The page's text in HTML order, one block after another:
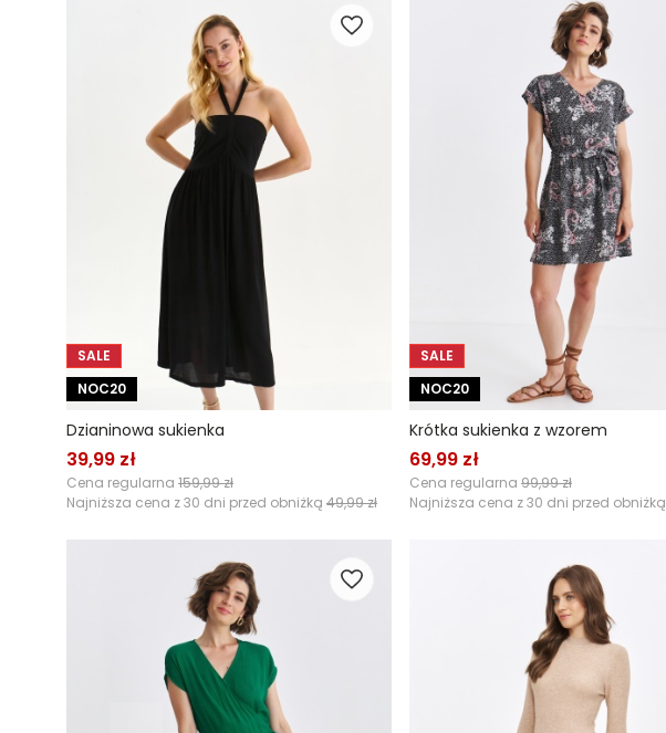
SALE
NOC20
Dzianinowa sukienka
39,99 zł
Cena regularna 159,99 zł
Najniższa cena z 30 dni przed obniżką 49,99 zł
SALE
NOC20
Krótka sukienka z wzorem
69,99 zł
Cena regularna 99,99 zł
Najniższa cena z 30 dni przed obniżką